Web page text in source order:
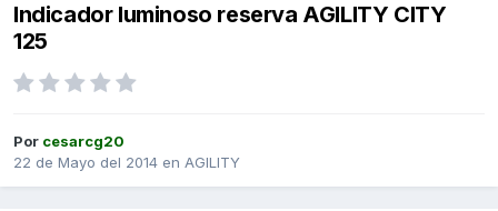
Indicador luminoso reserva AGILITY CITY
125
Por cesarcg20
22 de Mayo del 2014 en AGILITY